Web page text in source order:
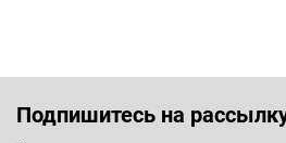
Подпишитесь на